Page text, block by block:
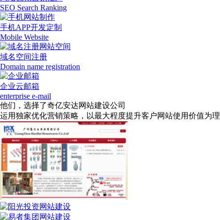
SEO Search Ranking
手机APP开发定制
Mobile Website
域名空间注册
Domain name registration
企业云邮箱
enterprise e-mail
他们，选择了奇亿安达网站建设公司
运用独家优化营销策略，以最大程度提升客户网站使用价值为